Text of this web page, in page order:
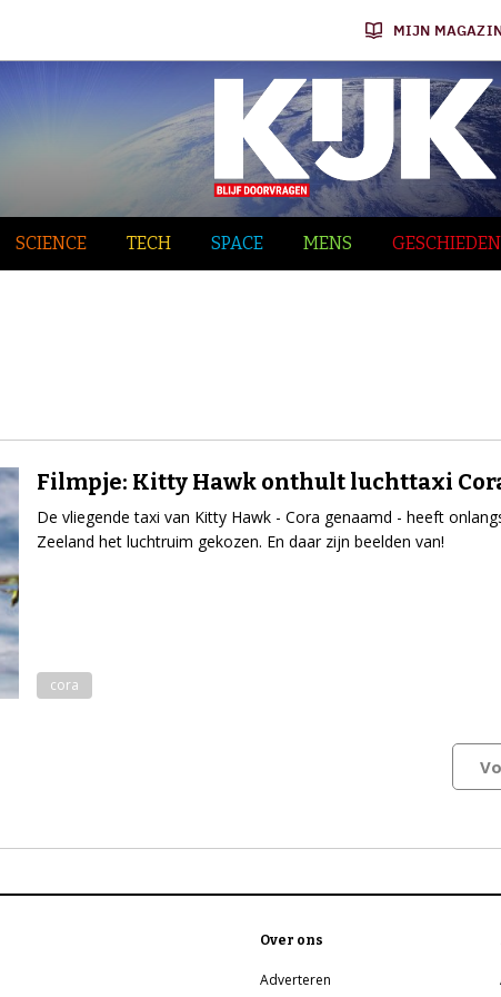
MIJN
SCIENCE TECH SPACE MENS
Filmpje: Kitty Hawk onthult luchttaxi
De vliegende taxi van Kitty Hawk - Cora genaamd - heeft
Zeeland het luchtruim gekozen. En daar zijn beelden van!
cora
Over ons
Adverteren